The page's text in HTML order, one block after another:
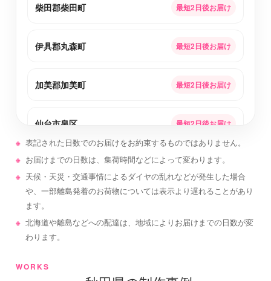
柴田郡柴田町 最短2日後お届け
伊具郡丸森町 最短2日後お届け
加美郡加美町 最短2日後お届け
仙台市泉区 最短2日後お届け
牡鹿郡女川町 最短2日後お届け
黒川郡大和町
刈田郡蔵王町
最短2日後お届け
表記された日数でのお届けをお約束するものではありません。
お届けまでの日数は、集荷時間などによって変わります。
天候・天災・交通事情によるダイヤの乱れなどが発生した場合
や、一部離島発着のお荷物については表示より遅れることがあり
ます。
北海道や離島などへの配達は、地域によりお届けまでの日数が変
わります。
WORKS